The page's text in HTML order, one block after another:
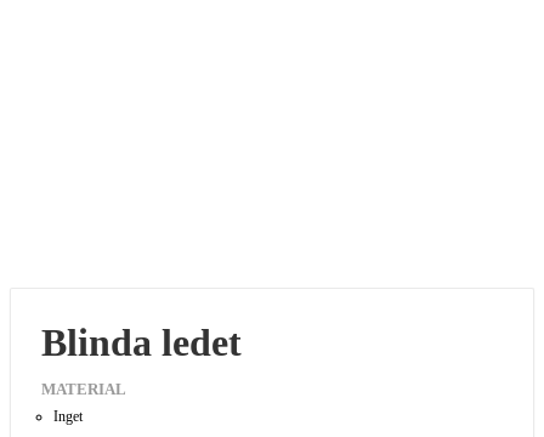
Blinda ledet
MATERIAL
Inget